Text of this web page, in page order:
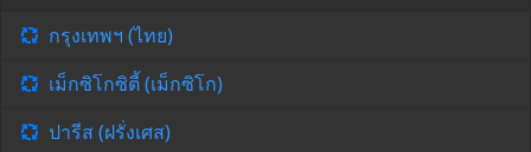
กรุงเทพฯ (ไทย)
เม็กซิโกซิตี้ (เม็กซิโก)
ปารีส (ฝรั่งเศส)